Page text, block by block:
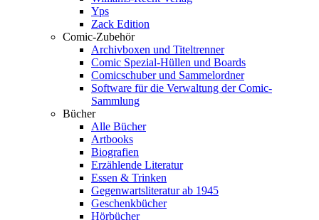
Yps
Zack Edition
Comic-Zubehör
Archivboxen und Titeltrenner
Comic Spezial-Hüllen und Boards
Comicschuber und Sammelordner
Software für die Verwaltung der Comic-
Sammlung
Bücher
Alle Bücher
Artbooks
Biografien
Erzählende Literatur
Essen & Trinken
Gegenwartsliteratur ab 1945
Geschenkbücher
Hörbücher